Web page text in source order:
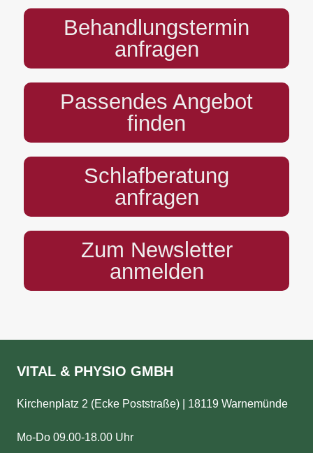
Behandlungstermin
anfragen
Passendes Angebot
finden
Schlafberatung
anfragen
Zum Newsletter
anmelden
VITAL & PHYSIO GMBH
Kirchenplatz 2 (Ecke Poststraße) | 18119 Warnemünde
Mo-Do 09.00-18.00 Uhr